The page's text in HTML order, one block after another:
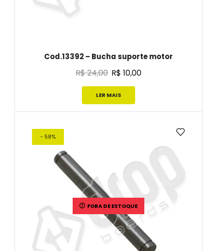
Cod.13392 – Bucha suporte motor
R$24,00 R$ 10,00
LER MAIS
- 58%
FORA DE ESTOQUE